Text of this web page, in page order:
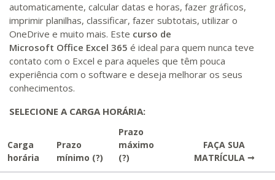
automaticamente, calcular datas e horas, fazer gráficos,
imprimir planilhas, classificar, fazer subtotais, utilizar o
OneDrive e muito mais. Este curso de
Microsoft Office Excel 365 é ideal para quem nunca teve
contato com o Excel e para aqueles que têm pouca
experiência com o software e deseja melhorar os seus
conhecimentos.
SELECIONE A CARGA HORÁRIA:
Carga
horária
Prazo
mínimo (?)
Prazo
máximo
(?)
FAÇA SUA
MATRÍCULA →